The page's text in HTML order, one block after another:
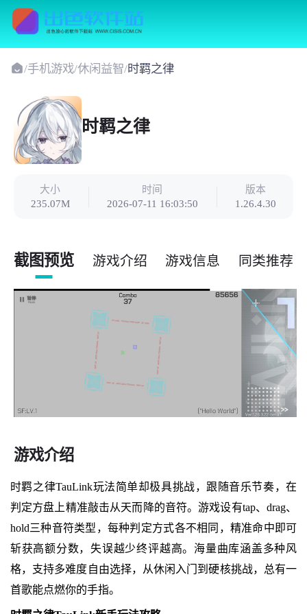
/手机游戏/休闲益智/时羁之律
时羁之律
大小
235.07M
时间
2026-07-11 16:03:50
版本
1.26.4.30
截图预览 游戏介绍 游戏信息 同类推荐
游戏介绍
时羁之律TauLink玩法简单却极具挑战，跟随音乐节奏，在
判定方盘上精准敲击从天而降的音符。游戏设有tap、drag、
hold三种音符类型，每种判定方式各不相同，精准命中即可
斩获高额分数，失误越少终评越高。海量曲库涵盖多种风
格，支持多难度自由选择，从休闲入门到硬核挑战，总有一
首歌能点燃你的手指。